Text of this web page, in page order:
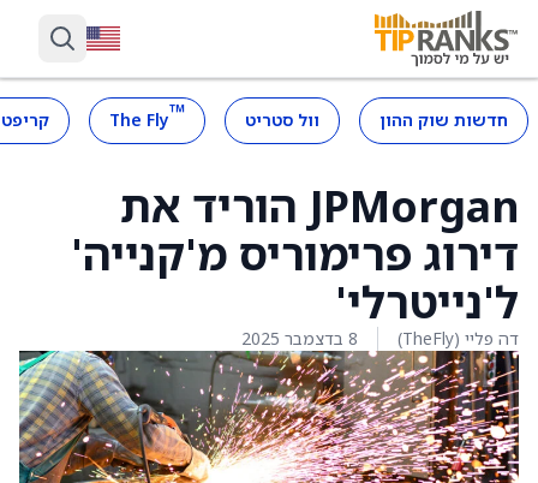
חדשות שוק ההון וול סטריט ™
The Fly
JPMorgan הוריד את
דירוג פרימוריס מ'קנייה'
ל'נייטרלי'
דה פליי (TheFly) 8 בדצמבר 2025